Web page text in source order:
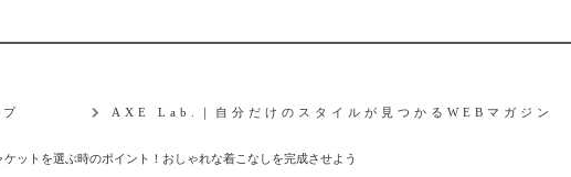
AXE Lab.｜自分だけのスタイルが見つかるWEBマガジン
ケットを選ぶ時のポイント！おしゃれな着こなしを完成させよう